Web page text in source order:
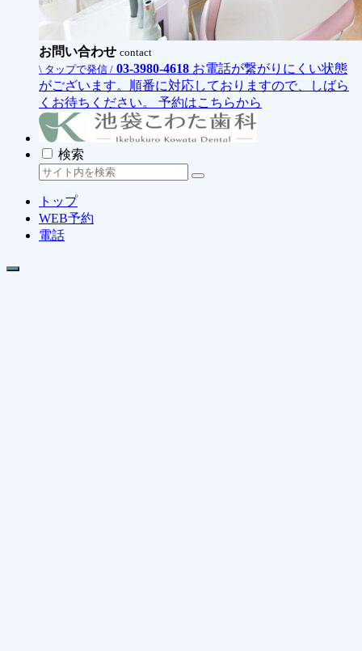
お問い合わせ contact
\ タップで発信 / 03-3980-4618 お電話が繋がりにくい状態
がございます。順番に対応しておりますので、しばら
くお待ちください。
予約はこちらから
検索
トップ
WEB予約
電話